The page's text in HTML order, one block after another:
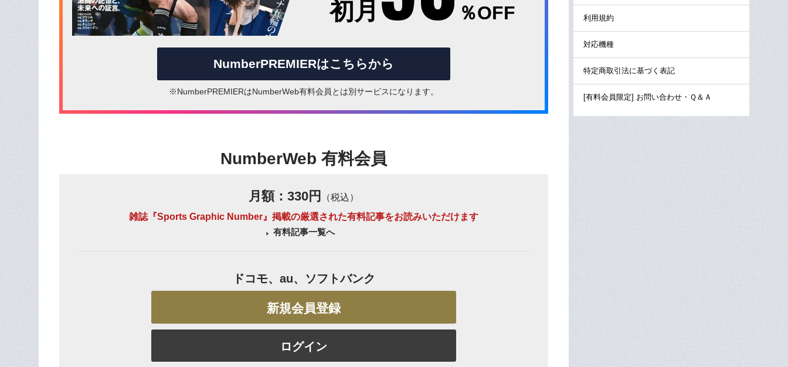
初月 ％OFF
NumberPREMIERはこちらから
※NumberPREMIERはNumberWeb有料会員とは別サービスになります。
NumberWeb 有料会員
月額：330円
（税込）
雑誌『Sports Graphic Number』掲載の厳選された有料記事をお読みいただけます
有料記事一覧へ
ドコモ、au、ソフトバンク
新規会員登録
ログイン
利用規約
対応機種
特定商取引法に基づく表記
[有料会員限定] お問い合わせ・Ｑ＆Ａ